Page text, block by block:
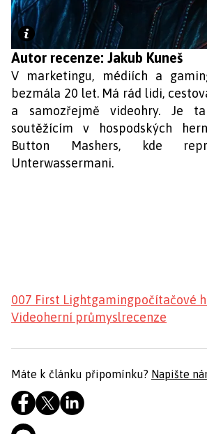
Autor recenze: Jakub Kuneš
V marketingu, médiích a
bezmála 20 let. Má rád lidi,
a samozřejmě videohry. Je
soutěžícím v hospodských
Button Mashers, kde
Unterwassermani.
007 First Lightgamingpočítačové
Videoherní průmyslrecenze
Máte k článku připomínku? Napište